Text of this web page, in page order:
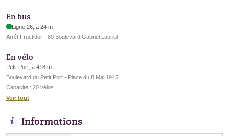
En bus
Ligne 26, à 24 m
Arrêt Fructidor - 80 Boulevard Gabriel Lauriol
En vélo
Petit Port, à 418 m
Boulevard du Petit Port - Place du 8 Mai 1945
Capacité : 20 vélos
Voir tout
Informations